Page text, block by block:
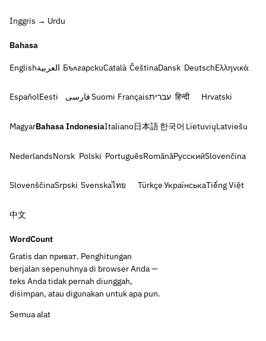
Inggris → Urdu
Bahasa
Englishالعربية БългарскиCatalà ČeštinaDansk DeutschΕλληνικά
EspañolEesti فارسیSuomi Françaisעברית हिन्दी Hrvatski
MagyarBahasa IndonesiaItaliano日本語한국어 LietuviųLatviešu
NederlandsNorsk Polski PortuguêsRomânăРусскийSlovenčina
SlovenščinaSrpski Svenskaไทย TürkçeУкраїнськаTiếng Việt
中文
WordCount
Gratis dan приват. Penghitungan
berjalan sepenuhnya di browser Anda —
teks Anda tidak pernah diunggah,
disimpan, atau digunakan untuk apa pun.
Semua alat